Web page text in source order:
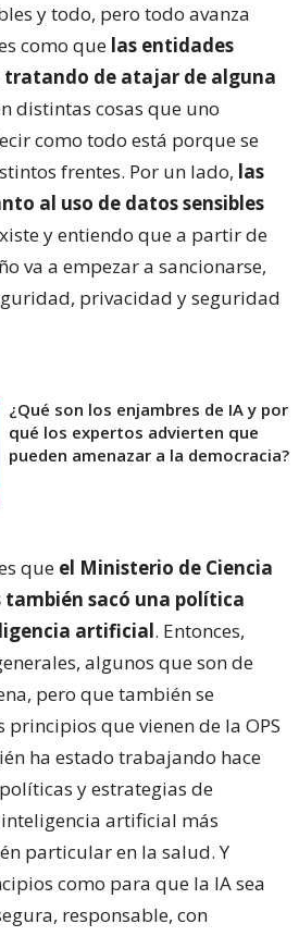
y todo, pero todo avanza
como que las entidades
de atajar de alguna
distintas cosas que uno
como todo está porque se
frentes. Por un lado, las
al uso de datos sensibles
y entiendo que a partir de
va a empezar a sancionarse,
privacidad y seguridad
¿Qué son los enjambres de IA y por
qué los expertos advierten que
pueden amenazar a la democracia?
que el Ministerio de Ciencia
también sacó una política
artificial. Entonces,
algunos que son de
pero que también se
que vienen de la OPS
ha estado trabajando hace
y estrategias de
artificial más
particular en la salud. Y
como para que la IA sea
responsable, con